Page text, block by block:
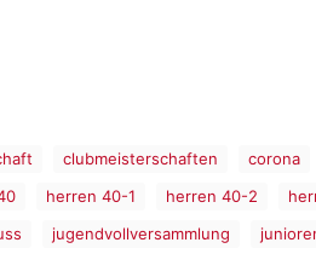
clubmeisterschaften corona
herren 40-1 herren 40-2
jugendvollversammlung